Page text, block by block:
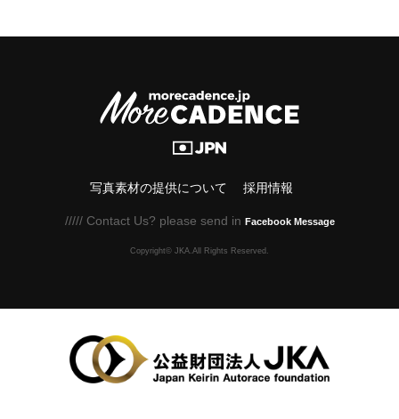
写真素材の提供について 採用情報
///// Contact Us? please send in Facebook Message
Copyright© JKA.All Rights Reserved.